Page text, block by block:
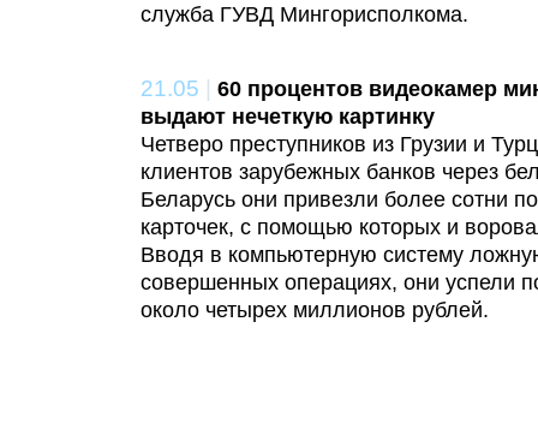
служба ГУВД Мингорисполкома.
21.05 | 60 процентов видеокамер
выдают нечеткую картинку
Четверо преступников из Грузии и
клиентов зарубежных банков через
Беларусь они привезли более сотни
карточек, с помощью которых и
Вводя в компьютерную систему
совершенных операциях, они успели
около четырех миллионов рублей.